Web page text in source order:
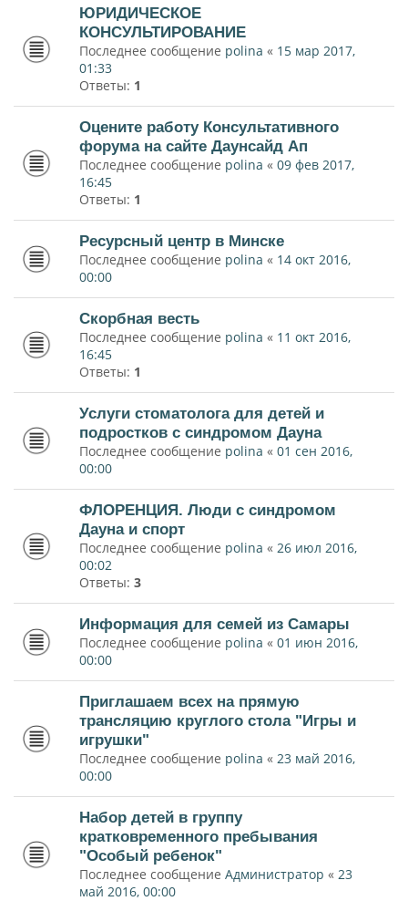
ЮРИДИЧЕСКОЕ
КОНСУЛЬТИРОВАНИЕ
Последнее сообщение polina « 15 мар 2017,
01:33
Ответы: 1
Оцените работу Консультативного
форума на сайте Даунсайд Ап
Последнее сообщение polina « 09 фев 2017,
16:45
Ответы: 1
Ресурсный центр в Минске
Последнее сообщение polina « 14 окт 2016,
00:00
Скорбная весть
Последнее сообщение polina « 11 окт 2016,
16:45
Ответы: 1
Услуги стоматолога для детей и
подростков с синдромом Дауна
Последнее сообщение polina « 01 сен 2016,
00:00
ФЛОРЕНЦИЯ. Люди с синдромом
Дауна и спорт
Последнее сообщение polina « 26 июл 2016,
00:02
Ответы: 3
Информация для семей из Самары
Последнее сообщение polina « 01 июн 2016,
00:00
Приглашаем всех на прямую
трансляцию круглого стола "Игры и
игрушки"
Последнее сообщение polina « 23 май 2016,
00:00
Набор детей в группу
кратковременного пребывания
"Особый ребенок"
Последнее сообщение Администратор « 23
май 2016, 00:00